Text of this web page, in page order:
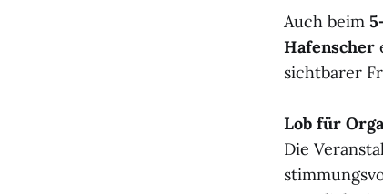
Auch beim
Hafenscher
sichtbarer
Lob für
Die